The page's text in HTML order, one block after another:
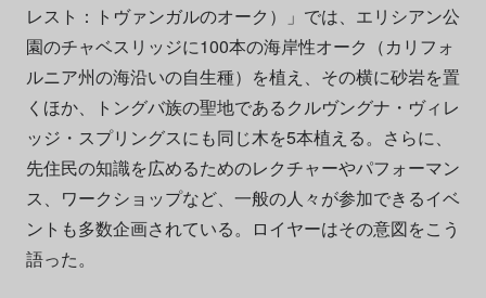
レスト：トヴァンガルのオーク）」では、エリシアン公
園のチャベスリッジに100本の海岸性オーク（カリフォ
ルニア州の海沿いの自生種）を植え、その横に砂岩を置
くほか、トングバ族の聖地であるクルヴングナ・ヴィレ
ッジ・スプリングスにも同じ木を5本植える。さらに、
先住民の知識を広めるためのレクチャーやパフォーマン
ス、ワークショップなど、一般の人々が参加できるイベ
ントも多数企画されている。ロイヤーはその意図をこう
語った。